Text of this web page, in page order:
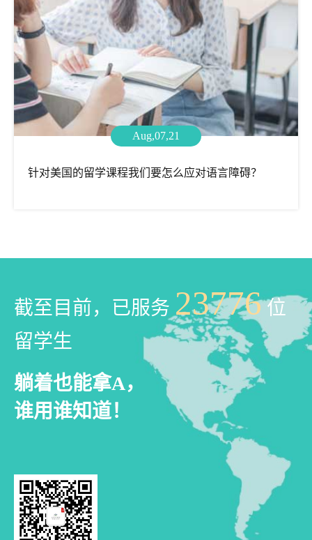
Aug,07,21
针对美国的留学课程我们要怎么应对语言障碍？
截至目前，已服务 23776位
留学生
躺着也能拿A，
谁用谁知道！